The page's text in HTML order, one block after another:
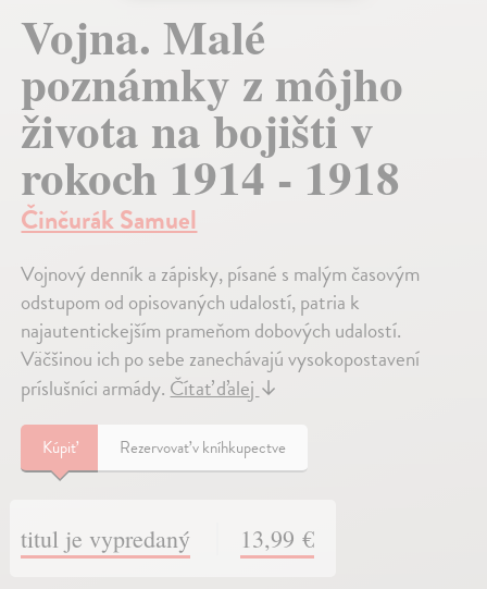
Vojna. Malé
poznámky z môjho
života na bojišti v
rokoch 1914 - 1918
Činčurák Samuel
Vojnový denník a zápisky, písané s malým časovým
odstupom od opisovaných udalostí, patria k
najautentickejším prameňom dobových udalostí.
Väčšinou ich po sebe zanechávajú vysokopostavení
príslušníci armády. Čítať ďalej ↓
Kúpiť Rezervovať v kníhkupectve
titul je vypredaný 13,99 €